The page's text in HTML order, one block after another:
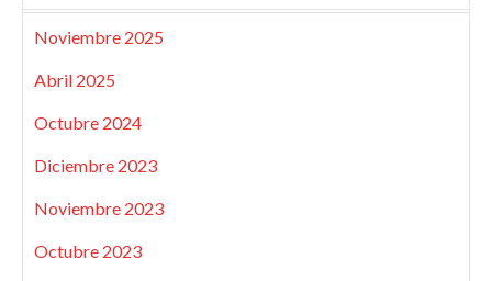
Noviembre 2025
Abril 2025
Octubre 2024
Diciembre 2023
Noviembre 2023
Octubre 2023